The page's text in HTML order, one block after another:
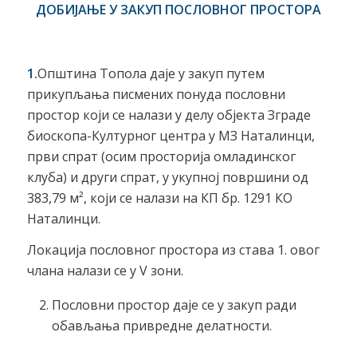
ДОБИЈАЊЕУ ЗАКУП ПОСЛОВНОГ ПРОСТОРА
1.Општина Топола даје у закуп путем
прикупљања писмених понуда пословни
простор који се налази у делу објекта Зграде
биоскопа-Културног центра у МЗ Наталинци,
први спрат (осим просторија омладинског
клуба) и други спрат, у укупној површини од
383,79 м², који се налази на КП бр. 1291 КО
Наталинци.
Локација пословног простора из става 1. овог
члана налази се у V зони.
Пословни простор даје се у закуп ради
обављања привредне делатности.